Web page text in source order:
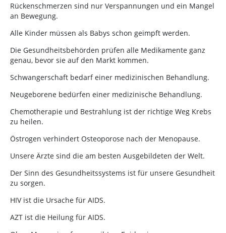
Rückenschmerzen sind nur Verspannungen und ein Mangel
an Bewegung.
Alle Kinder müssen als Babys schon geimpft werden.
Die Gesundheitsbehörden prüfen alle Medikamente ganz
genau, bevor sie auf den Markt kommen.
Schwangerschaft bedarf einer medizinischen Behandlung.
Neugeborene bedürfen einer medizinische Behandlung.
Chemotherapie und Bestrahlung ist der richtige Weg Krebs
zu heilen.
Östrogen verhindert Osteoporose nach der Menopause.
Unsere Ärzte sind die am besten Ausgebildeten der Welt.
Der Sinn des Gesundheitssystems ist für unsere Gesundheit
zu sorgen.
HIV ist die Ursache für AIDS.
AZT ist die Heilung für AIDS.